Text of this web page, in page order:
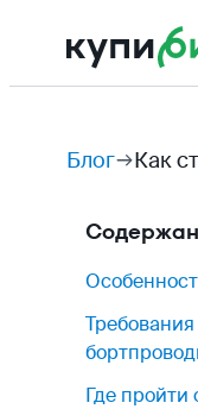
Блог Как
Где пройти